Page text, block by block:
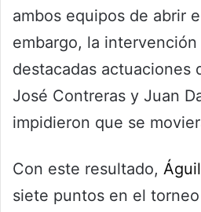
ambos equipos de abrir
embargo, la
destacadas actuaciones
José Contreras y Juan
impidieron que se
Con este resultado,
siete puntos en el